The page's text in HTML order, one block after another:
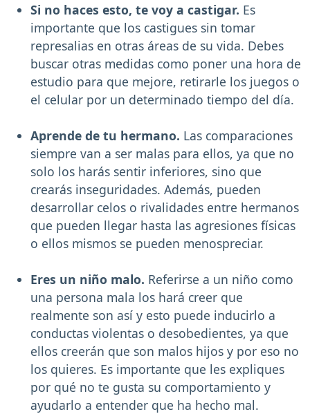
Si no haces esto, te voy a castigar. Es
importante que los castigues sin tomar
represalias en otras áreas de su vida. Debes
buscar otras medidas como poner una hora de
estudio para que mejore, retirarle los juegos o
el celular por un determinado tiempo del día.
Aprende de tu hermano. Las comparaciones
siempre van a ser malas para ellos, ya que no
solo los harás sentir inferiores, sino que
crearás inseguridades. Además, pueden
desarrollar celos o rivalidades entre hermanos
que pueden llegar hasta las agresiones físicas
o ellos mismos se pueden menospreciar.
Eres un niño malo. Referirse a un niño como
una persona mala los hará creer que
realmente son así y esto puede inducirlo a
conductas violentas o desobedientes, ya que
ellos creerán que son malos hijos y por eso no
los quieres. Es importante que les expliques
por qué no te gusta su comportamiento y
ayudarlo a entender que ha hecho mal.